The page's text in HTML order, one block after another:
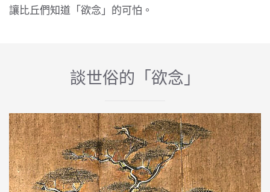
讓比丘們知道「欲念」的可怕。
談世俗的「欲念」